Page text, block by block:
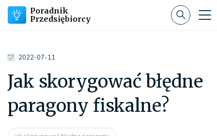
Poradnik
Przedsiębiorcy
2022-07-11
Jak skorygować błędne
paragony fiskalne?